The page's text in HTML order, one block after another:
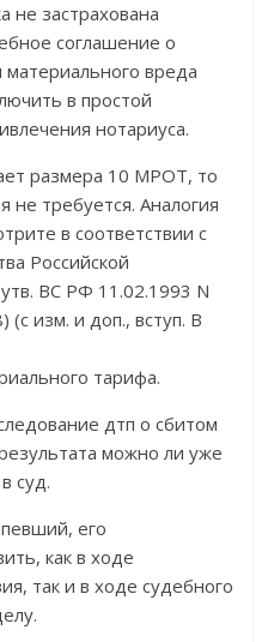
не застрахована
соглашение о
вреда
в простой
нотариуса.
размера 10 МРОТ, то
не требуется. Аналогия
в соответствии с
Российской
ВС РФ 11.02.1993 N
изм. и доп., вступ. В
тарифа.
дтп о сбитом
можно ли уже
суд.
его
как в ходе
так и в ходе судебного